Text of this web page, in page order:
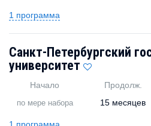
1 программа
Санкт-Петербургский
университет
Начало
по мере набора
Продолж.
15 месяцев